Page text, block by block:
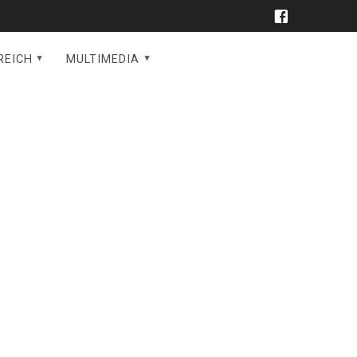
MULTIMEDIA